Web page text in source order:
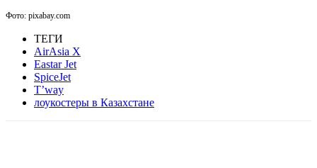
Фото: pixabay.com
ТЕГИ
AirAsia X
Eastar Jet
SpiceJet
T’way
лоукостеры в Казахстане